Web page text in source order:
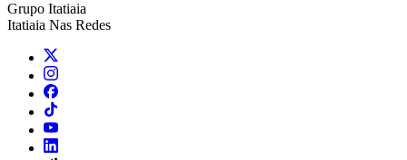
Grupo Itatiaia
Itatiaia Nas Redes